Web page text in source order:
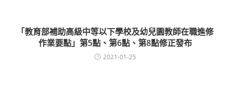
「教育部補助高級中等以下學校及幼兒園教師在職進修
作業要點」第5點、第6點、第8點修正發布
2021-01-25